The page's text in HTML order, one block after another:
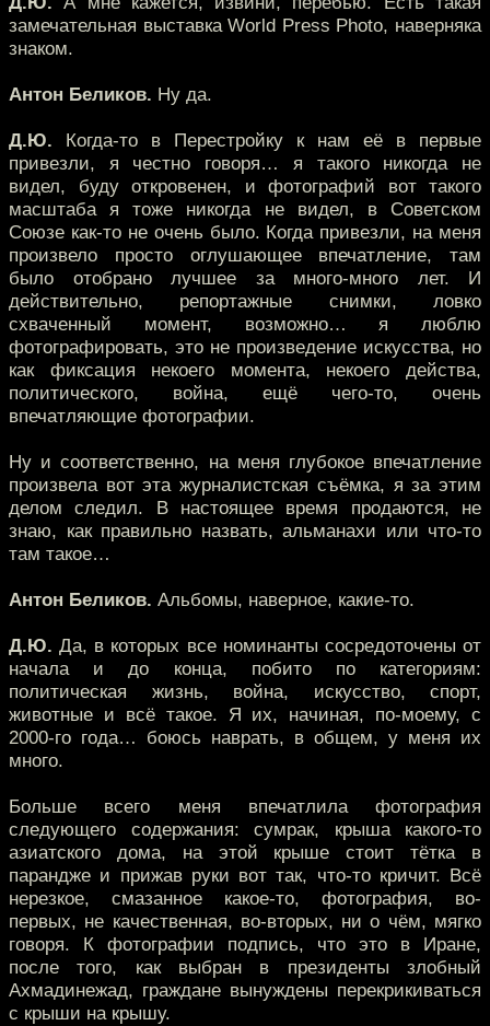
замечательная выставка World Press Photo, наверняка
знаком.
Антон Беликов. Ну да.
Д.Ю. Когда-то в Перестройку к нам её в первые
привезли, я честно говоря… я такого никогда не
видел, буду откровенен, и фотографий вот такого
масштаба я тоже никогда не видел, в Советском
Союзе как-то не очень было. Когда привезли, на меня
произвело просто оглушающее впечатление, там
было отобрано лучшее за много-много лет. И
действительно, репортажные снимки, ловко
схваченный момент, возможно… я люблю
фотографировать, это не произведение искусства, но
как фиксация некоего момента, некоего действа,
политического, война, ещё чего-то, очень
впечатляющие фотографии.
Ну и соответственно, на меня глубокое впечатление
произвела вот эта журналистская съёмка, я за этим
делом следил. В настоящее время продаются, не
знаю, как правильно назвать, альманахи или что-то
там такое…
Антон Беликов. Альбомы, наверное, какие-то.
Д.Ю. Да, в которых все номинанты сосредоточены от
начала и до конца, побито по категориям:
политическая жизнь, война, искусство, спорт,
животные и всё такое. Я их, начиная, по-моему, с
2000-го года… боюсь наврать, в общем, у меня их
много.
Больше всего меня впечатлила фотография
следующего содержания: сумрак, крыша какого-то
азиатского дома, на этой крыше стоит тётка в
парандже и прижав руки вот так, что-то кричит. Всё
нерезкое, смазанное какое-то, фотография, во-
первых, не качественная, во-вторых, ни о чём, мягко
говоря. К фотографии подпись, что это в Иране,
после того, как выбран в президенты злобный
Ахмадинежад, граждане вынуждены перекрикиваться
с крыши на крышу.